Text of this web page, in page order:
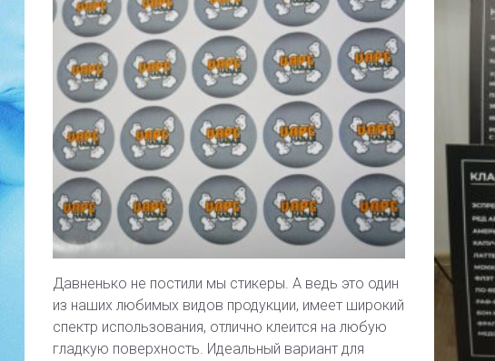
Давненько не постили мы стикеры. А ведь это один
из наших любимых видов продукции, имеет широкий
спектр использования, отлично клеится на любую
гладкую поверхность. Идеальный вариант для